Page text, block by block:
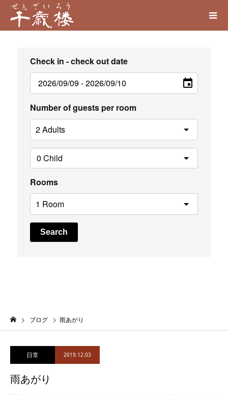
Check in - check out date
Number of guests per room
Rooms
Search
ブログ 雨あがり
日常 2019.12.03
雨あがり